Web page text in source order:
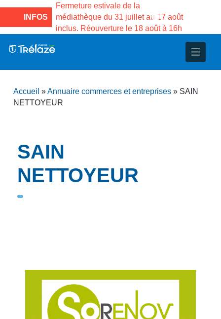
INFOS
la Maison des
de Gama du
Fermeture estivale de la
médiathèque du 31 juillet au 17 août
inclus. Réouverture le 18 août à 16h
et d’animations
Projets
– Jumelage
Accueil »Annuaire commerces et entreprises » SAIN
NETTOYEUR
SAIN
NETTOYEUR